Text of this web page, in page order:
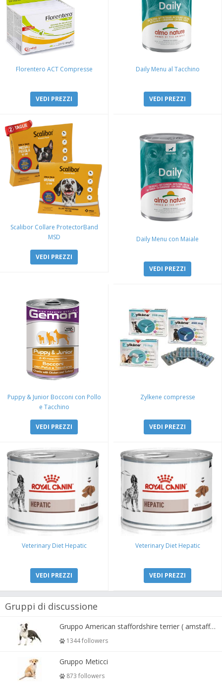
Florentero ACT Compresse
VEDI PREZZI
Daily Menu al Tacchino
VEDI PREZZI
Scalibor Collare ProtectorBand
MSD
VEDI PREZZI
Daily Menu con Maiale
VEDI PREZZI
Puppy & Junior Bocconi con Pollo
e Tacchino
VEDI PREZZI
Zylkene compresse
VEDI PREZZI
Veterinary Diet Hepatic
VEDI PREZZI
Veterinary Diet Hepatic
VEDI PREZZI
Gruppi di discussione
Gruppo American staffordshire terrier ( amstaff, amastaff )
1344 followers
Gruppo Meticci
873 followers